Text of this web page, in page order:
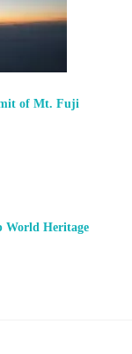
of Mt. Fuji
World Heritage